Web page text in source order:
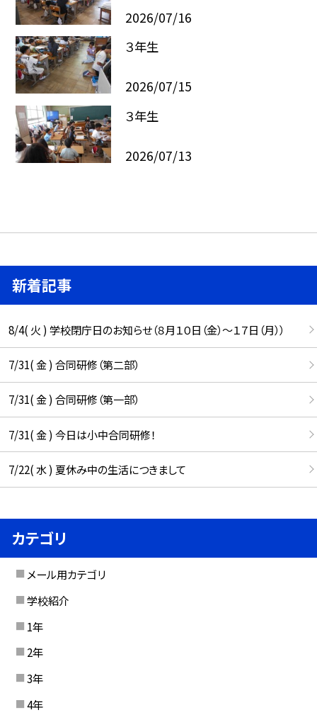
2026/07/16
３年生
2026/07/15
３年生
2026/07/13
新着記事
8/4( 火 ) 学校閉庁日のお知らせ（８月１０日（金）～１７日（月））
7/31( 金 ) 合同研修（第二部）
7/31( 金 ) 合同研修（第一部）
7/31( 金 ) 今日は小中合同研修！
7/22( 水 ) 夏休み中の生活につきまして
カテゴリ
メール用カテゴリ
学校紹介
1年
2年
3年
4年